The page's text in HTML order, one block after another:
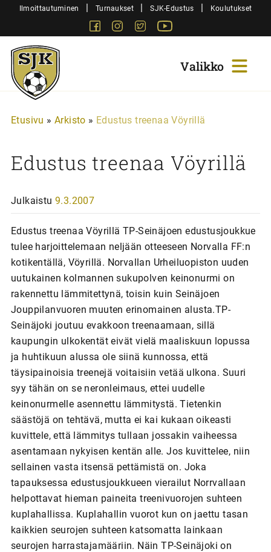
SiirryIlmoittautuminen | Turnaukset | SJK-Edustus | Koulutukset
FacebookInstagram
Twitter
Sjk-
Juniorit
Etusivu » Arkisto » Edustus treenaa Vöyrillä
Edustus treenaa Vöyrillä
Julkaistu 9.3.2007
Edustus treenaa Vöyrillä TP-Seinäjoen edustusjoukkue
tulee harjoittelemaan neljään otteeseen Norvalla FF:n
kotikentällä, Vöyrillä. Norvallan Urheiluopiston uuden
uutukainen kolmannen sukupolven keinonurmi on
rakennettu lämmitettynä, toisin kuin Seinäjoen
Jouppilanvuoren muuten erinomainen alusta.TP-
Seinäjoki joutuu evakkoon treenaamaan, sillä
kaupungin ulkokentät eivät vielä maaliskuun lopussa
ja huhtikuun alussa ole siinä kunnossa, että
täysipainoisia treenejä voitaisiin vetää ulkona. Suuri
syy tähän on se neronleimaus, ettei uudelle
keinonurmelle asennettu lämmitystä. Tietenkin
säästöjä on tehtävä, mutta ei kai kukaan oikeasti
kuvittele, että lämmitys tullaan jossakin vaiheessa
asentamaan nykyisen kentän alle. Jos kuvittelee, niin
sellainen vasta itsensä pettämistä on. Joka
tapauksessa edustusjoukkueen vierailut Norrvallaan
helpottavat hieman paineita treenivuorojen suhteen
kuplahallissa. Kuplahallin vuorot kun on jaettu tasan
kaikkien seurojen suhteen katsomatta lainkaan
seurojen harrastajamääriin. Näin TP-Seinäjoki on